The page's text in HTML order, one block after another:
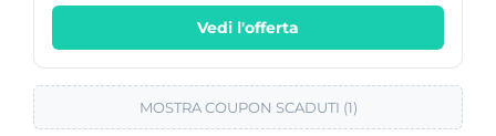
Vedi l'offerta
MOSTRA COUPON SCADUTI (1)